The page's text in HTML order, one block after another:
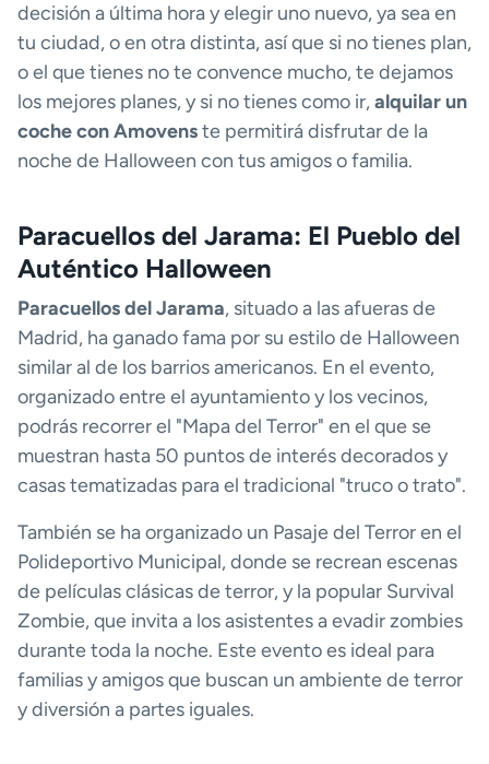
decisión a última hora y elegir uno nuevo, ya sea en
tu ciudad, o en otra distinta, así que si no tienes plan,
o el que tienes no te convence mucho, te dejamos
los mejores planes, y si no tienes como ir,alquilar un
coche con Amovenste permitirá disfrutar de la
noche de Halloween con tus amigos o familia.
Paracuellos del Jarama: El Pueblo del
Auténtico Halloween
Paracuellos del Jarama, situado a las afueras de
Madrid, ha ganado fama por su estilo de Halloween
similar al de los barrios americanos. En el evento,
organizado entre el ayuntamiento y los vecinos,
podrás recorrer el "Mapa del Terror" en el que se
muestran hasta 50 puntos de interés decorados y
casas tematizadas para el tradicional "truco o trato".
También se ha organizado un Pasaje del Terror en el
Polideportivo Municipal, donde se recrean escenas
de películas clásicas de terror, y la popular Survival
Zombie, que invita a los asistentes a evadir zombies
durante toda la noche. Este evento es ideal para
familias y amigos que buscan un ambiente de terror
y diversión a partes iguales.